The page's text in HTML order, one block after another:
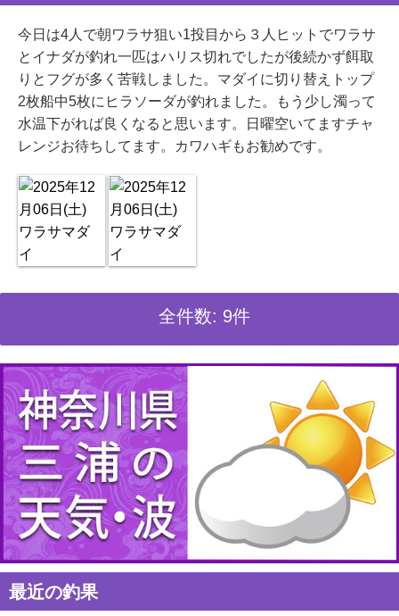
今日は4人で朝ワラサ狙い1投目から３人ヒットでワラサ
とイナダが釣れ一匹はハリス切れでしたが後続かず餌取
りとフグが多く苦戦しました。マダイに切り替えトップ
2枚船中5枚にヒラソーダが釣れました。もう少し濁って
水温下がれば良くなると思います。日曜空いてますチャ
レンジお待ちしてます。カワハギもお勧めです。
全件数: 9件
最近の釣果